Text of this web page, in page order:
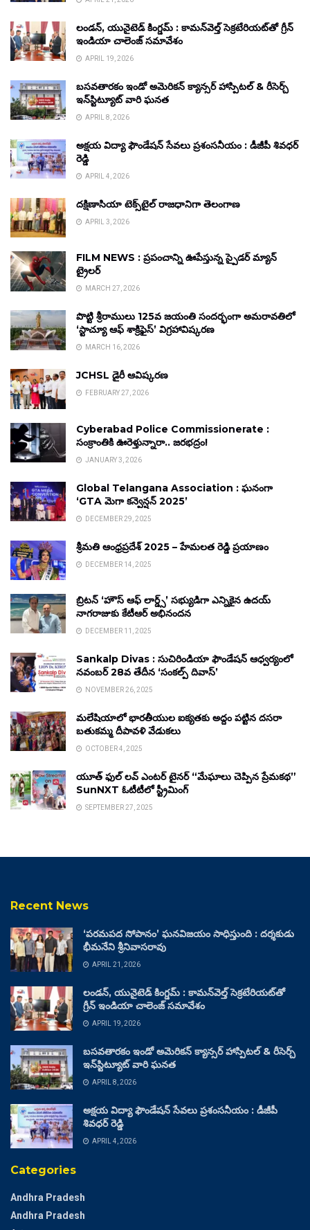
లండన్, యునైటెడ్ కింగ్డమ్ : కామన్‌వెల్త్ సెక్రటేరియట్‌తో గ్రీన్
ఇండియా చాలెంజ్ సమావేశం
APRIL 19, 2026
బసవతారకం ఇండో అమెరికన్ క్యాన్సర్ హాస్పిటల్ & రీసెర్చ్
ఇన్‌స్టిట్యూట్ వారి ఘనత
APRIL 8, 2026
అక్షయ విద్యా ఫౌండేషన్ సేవలు ప్రశంసనీయం : డీజీపీ శివధర్
రెడ్డి
APRIL 4, 2026
దక్షిణాసియా టెక్స్‌టైల్ రాజధానిగా తెలంగాణ
APRIL 3, 2026
FILM NEWS : ప్రపంచాన్ని ఊపేస్తున్న స్పైడర్ మ్యాన్
ట్రైలర్
MARCH 27, 2026
పొట్టి శ్రీరాములు 125వ జయంతి సందర్భంగా అమరావతిలో
‘స్టాచ్యూ ఆఫ్ శాక్రిఫైస్’ విగ్రహావిష్కరణ
MARCH 16, 2026
JCHSL డైరీ ఆవిష్కరణ
FEBRUARY 27, 2026
Cyberabad Police Commissionerate :
సంక్రాంతికి ఊరెళ్తున్నారా.. జరభద్రం!
JANUARY 3, 2026
Global Telangana Association : ఘనంగా
‘GTA మెగా కన్వెన్షన్ 2025’
DECEMBER 29, 2025
శ్రీమతి ఆంధ్రప్రదేశ్ 2025 – హేమలత రెడ్డి ప్రయాణం
DECEMBER 14, 2025
బ్రిటన్ ‘హౌస్ ఆఫ్ లార్డ్స్’ సభ్యుడిగా ఎన్నికైన ఉదయ్
నాగరాజుకు కేటీఆర్ అభినందన
DECEMBER 11, 2025
Sankalp Divas : సుచిరిండియా ఫౌండేషన్ ఆధ్వర్యంలో
నవంబర్ 28వ తేదీన ‘సంకల్ప్ దివాస్’
NOVEMBER 26, 2025
మలేషియాలో భారతీయుల ఐక్యతకు అద్దం పట్టిన దసరా
బతుకమ్మ దీపావళి వేడుకలు
OCTOBER 4, 2025
యూత్ ఫుల్ లవ్ ఎంటర్ టైనర్ “మేఘాలు చెప్పిన ప్రేమకథ”
SunNXT ఓటీటీలో స్ట్రీమింగ్
SEPTEMBER 27, 2025
Recent News
‘పరమపద సోపానం’ ఘనవిజయం సాధిస్తుంది : దర్శకుడు
భీమనేని శ్రీనివాసరావు
APRIL 21, 2026
లండన్, యునైటెడ్ కింగ్డమ్ : కామన్‌వెల్త్ సెక్రటేరియట్‌తో
గ్రీన్ ఇండియా చాలెంజ్ సమావేశం
APRIL 19, 2026
బసవతారకం ఇండో అమెరికన్ క్యాన్సర్ హాస్పిటల్ & రీసెర్చ్
ఇన్‌స్టిట్యూట్ వారి ఘనత
APRIL 8, 2026
అక్షయ విద్యా ఫౌండేషన్ సేవలు ప్రశంసనీయం : డీజీపీ
శివధర్ రెడ్డి
APRIL 4, 2026
Categories
Andhra Pradesh
Andhra Pradesh